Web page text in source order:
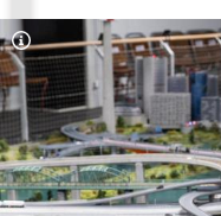
Copyright-Hinweis